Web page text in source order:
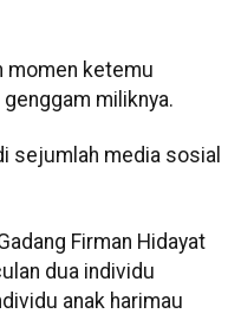
momen ketemu
miliknya.
sejumlah media sosial
Firman Hidayat
dua individu
anak harimau